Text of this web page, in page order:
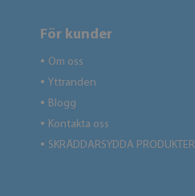
För kunder
● Om oss
● Yttranden
● Blogg
● Kontakta oss
● SKRÄDDARSYDDA PRODUKTER